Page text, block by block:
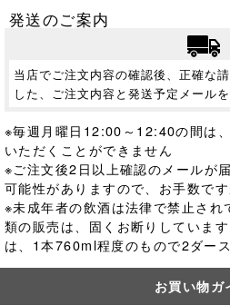
発送のご案内
当店でご注文内容の確認後、正確な
した、ご注文内容と発送予定メール
※毎週月曜日12:00～12:40の間は
いただくことができません
※ご注文後2日以上確認のメールが
可能性がありますので、お手数で
※未成年者の飲酒は法律で禁止され
類の販売は、固くお断りしていま
は、1本760ml程度のもので2ダー
お買い物ガ